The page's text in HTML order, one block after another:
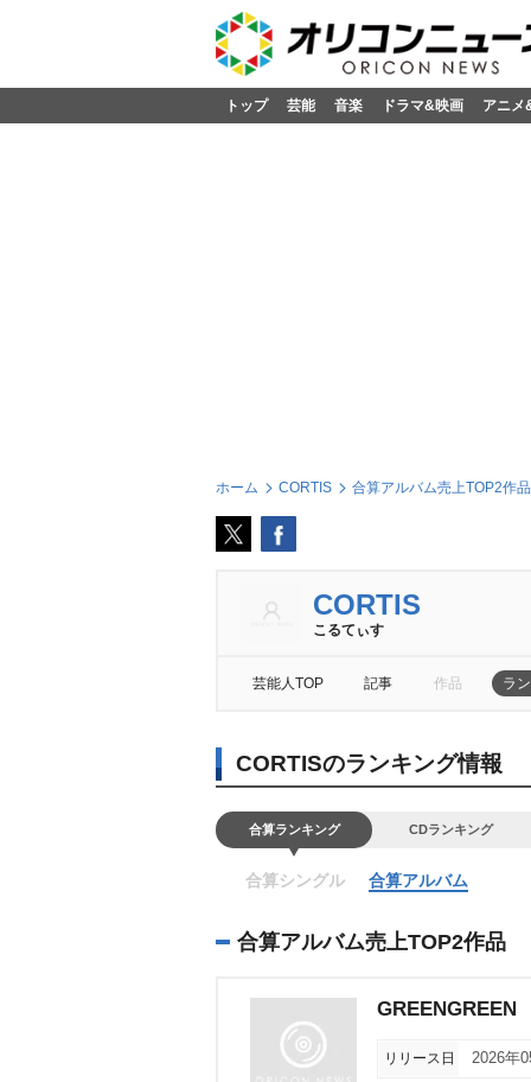
トップ 芸能 音楽 ドラマ&映画 アニメ
ホーム CORTIS 合算アルバム売上TOP2作品
CORTIS
こるてぃす
芸能人TOP 記事 作品 ラ
CORTISのランキング情報
合算ランキング CDランキング
合算シングル 合算アルバム
合算アルバム売上TOP2作品
GREENGREEN
リリース日 2026年